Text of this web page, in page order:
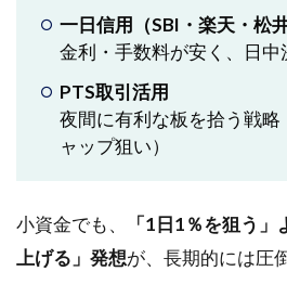
一日信用（SBI・楽天・松井
金利・手数料が安く、日中
PTS取引活用
夜間に有利な板を拾う戦
ャップ狙い）
小資金でも、
「1日1％を狙う
上げる」発想が、長期的には圧